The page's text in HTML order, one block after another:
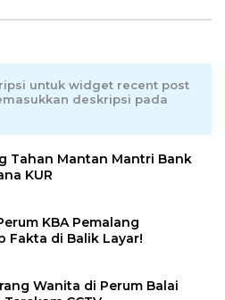
untuk widget recent post
deskripsi pada
Tahan Mantan Mantri Bank
KUR
KBA Pemalang
Fakta di Balik Layar!
Wanita di Perum Balai